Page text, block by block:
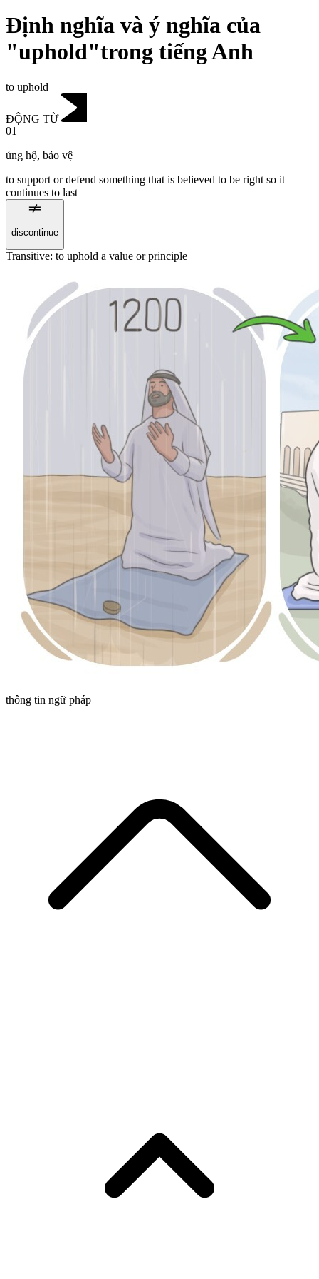
Định nghĩa và ý nghĩa của
"uphold"trong tiếng Anh
to uphold
ĐỘNG TỪ
01
ủng hộ, bảo vệ
to support or defend something that is believed to be right so it
continues to last
discontinue
Transitive: to uphold a value or principle
thông tin ngữ pháp